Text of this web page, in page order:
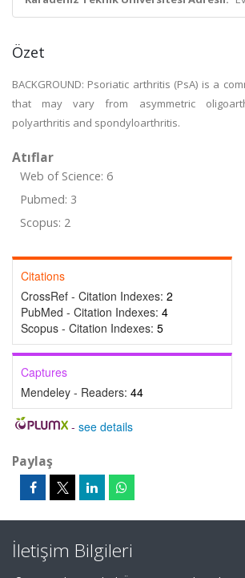
Özet
BACKGROUND: Psoriatic arthritis (PsA) is a
that may vary from asymmetric
polyarthritis and spondyloarthritis.
Atıflar
Web of Science: 6
Pubmed: 3
Scopus: 2
Citations
CrossRef - Citation Indexes: 2
PubMed - Citation Indexes: 4
Scopus - Citation Indexes: 5
Captures
Mendeley - Readers: 44
- see details
Paylaş
İletişim Bilgileri